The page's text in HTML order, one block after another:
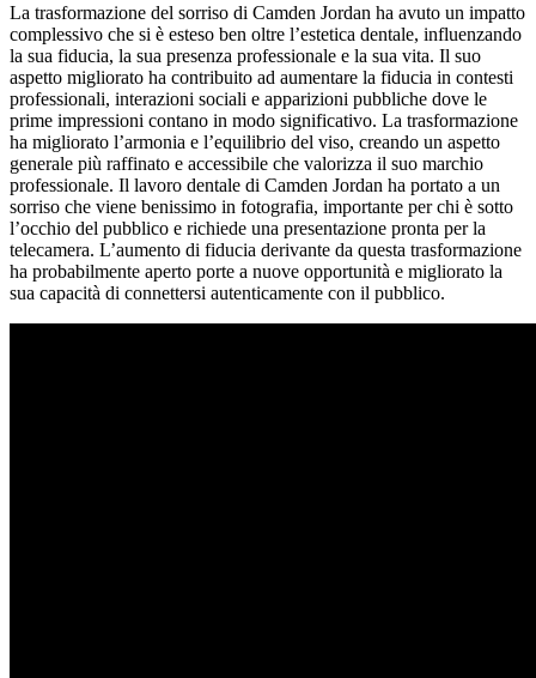
La trasformazione del sorriso di Camden Jordan ha avuto un impatto
complessivo che si è esteso ben oltre l’estetica dentale, influenzando
la sua fiducia, la sua presenza professionale e la sua vita. Il suo
aspetto migliorato ha contribuito ad aumentare la fiducia in contesti
professionali, interazioni sociali e apparizioni pubbliche dove le
prime impressioni contano in modo significativo. La trasformazione
ha migliorato l’armonia e l’equilibrio del viso, creando un aspetto
generale più raffinato e accessibile che valorizza il suo marchio
professionale. Il lavoro dentale di Camden Jordan ha portato a un
sorriso che viene benissimo in fotografia, importante per chi è sotto
l’occhio del pubblico e richiede una presentazione pronta per la
telecamera. L’aumento di fiducia derivante da questa trasformazione
ha probabilmente aperto porte a nuove opportunità e migliorato la
sua capacità di connettersi autenticamente con il pubblico.